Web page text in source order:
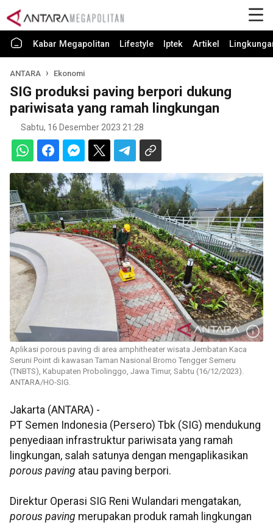
Kabar Megapolitan Lifestyle Iptek Artikel
ANTARA Ekonomi
SIG produksi paving berpori dukung
pariwisata yang ramah lingkungan
Sabtu, 16 Desember 2023 21:28
Aplikasi porous paving di area amphitheater wisata Jembatan Kaca
Seruni Point di kawasan Taman Nasional Bromo Tengger Semeru
(TNBTS), Kabupaten Probolinggo, Jawa Timur, Sabtu (16/12/2023).
ANTARA/HO-SIG.
Jakarta (ANTARA) -
PT Semen Indonesia (Persero) Tbk (SIG) mendukung
penyediaan infrastruktur pariwisata yang ramah
lingkungan, salah satunya dengan mengaplikasikan
porous paving atau paving berpori.
Direktur Operasi SIG Reni Wulandari mengatakan,
porous paving merupakan produk ramah lingkungan